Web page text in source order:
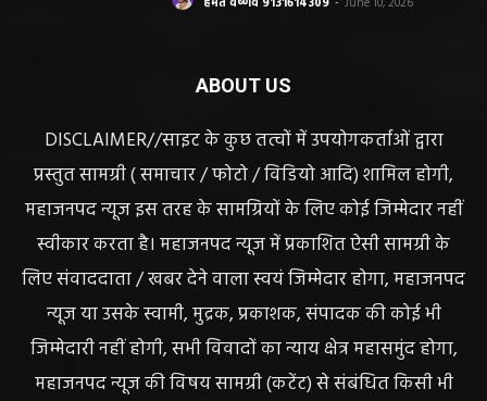
ABOUT US
DISCLAIMER//साइट के कुछ तत्वों में उपयोगकर्ताओं द्वारा
प्रस्तुत सामग्री ( समाचार / फोटो / विडियो आदि) शामिल होगी,
महाजनपद न्यूज इस तरह के सामग्रियों के लिए कोई जिम्मेदार नहीं
स्वीकार करता है। महाजनपद न्यूज में प्रकाशित ऐसी सामग्री के
लिए संवाददाता / खबर देने वाला स्वयं जिम्मेदार होगा, महाजनपद
न्यूज या उसके स्वामी, मुद्रक, प्रकाशक, संपादक की कोई भी
जिम्मेदारी नहीं होगी, सभी विवादों का न्याय क्षेत्र महासमुंद होगा,
महाजनपद न्यूज की विषय सामग्री (कटेंट) से संबंधित किसी भी